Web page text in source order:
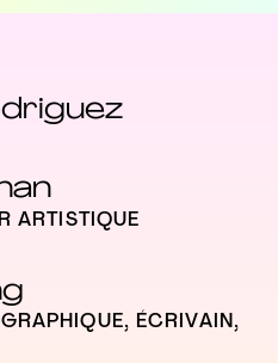
ARTISTIQUE
ÉCRIVAIN,